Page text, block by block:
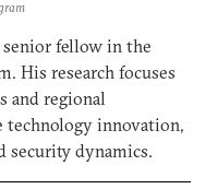
senior fellow in the
His research focuses
and regional
technology innovation,
security dynamics.